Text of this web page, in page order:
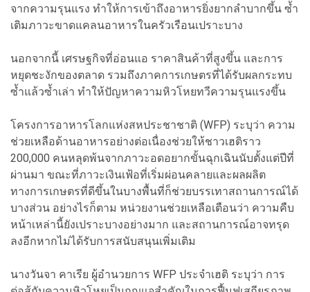
จากความรุนแรง ทำให้การเข้าถึงอาหารยิ่งยากลำบากขึ้น ซ้ำ
เติมภาวะขาดแคลนอาหารในครัวเรือนเปราะบาง
นอกจากนี้ เศรษฐกิจที่อ่อนแอ ราคาสินค้าที่สูงขึ้น และการ
หยุดชะงักของตลาด รวมถึงภาคการเกษตรที่ได้รับผลกระทบ
ซ้ำแล้วซ้ำเล่า ทำให้ปัญหาความหิวโหยทวีความรุนแรงขึ้น
โครงการอาหารโลกแห่งสหประชาชาติ (WFP) ระบุว่า ความ
ช่วยเหลือด้านอาหารอย่างต่อเนื่องช่วยให้ชาวเฮติราว
200,000 คนหลุดพ้นจากภาวะอดอยากขั้นฉุกเฉินนับตั้งแต่ปีที่
ผ่านมา ขณะที่ภาวะเงินเฟ้อที่เริ่มผ่อนคลายและผลผลิต
ทางการเกษตรที่ดีขึ้นในบางพื้นที่ก็ช่วยบรรเทาสถานการณ์ได้
บางส่วน อย่างไรก็ตาม หน่วยงานช่วยเหลือเตือนว่า ความคืบ
หน้าเหล่านี้ยังเปราะบางอย่างมาก และสถานการณ์อาจทรุด
ลงอีกหากไม่ได้รับการสนับสนุนเพิ่มเติม
นางวันจา คาเรีย ผู้อำนวยการ WFP ประจำเฮติ ระบุว่า การ